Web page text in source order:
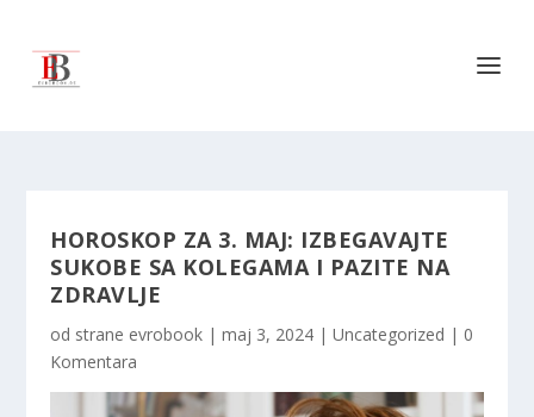
HOROSKOP ZA 3. MAJ: IZBEGAVAJTE
SUKOBE SA KOLEGAMA I PAZITE NA
ZDRAVLJE
od strane evrobook |maj 3, 2024 |Uncategorized | 0
Komentara